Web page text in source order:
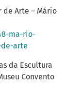
de Arte – Mário
ma-rio-
arte
da Escultura
Convento